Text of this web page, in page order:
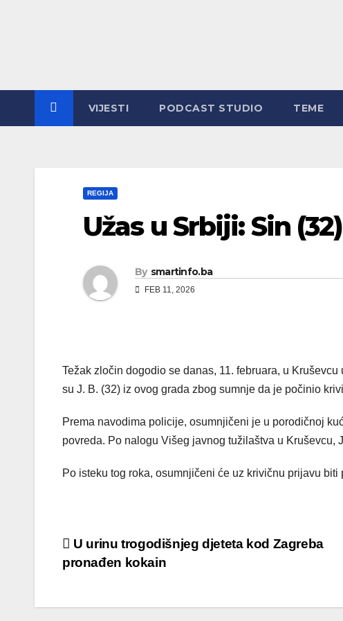
VIJESTI PODCAST STUDIO TEME
REGIJA
Užas u Srbiji: Sin
By smartinfo.ba
FEB 11, 2026
Težak zločin dogodio se danas, 11. februara, u
su J. B. (32) iz ovog grada zbog sumnje da je počinio
Prema navodima policije, osumnjičeni je u porodičnoj
povreda. Po nalogu Višeg javnog tužilaštva u Kruševcu,
Po isteku tog roka, osumnjičeni će uz krivičnu prijavu
Post
navigation
U urinu trogodišnjeg djeteta kod Zagreba
pronađen kokain